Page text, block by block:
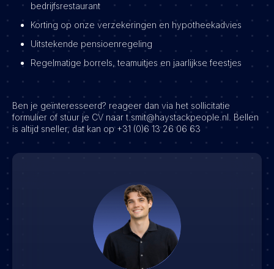
bedrijfsrestaurant
Korting op onze verzekeringen en hypotheekadvies
Uitstekende pensioenregeling
Regelmatige borrels, teamuitjes en jaarlijkse feestjes
Ben je geïnteresseerd? reageer dan via het sollicitatie
formulier of stuur je CV naar t.smit@haystackpeople.nl. Bellen
is altijd sneller, dat kan op +31 (0)6 13 26 06 63